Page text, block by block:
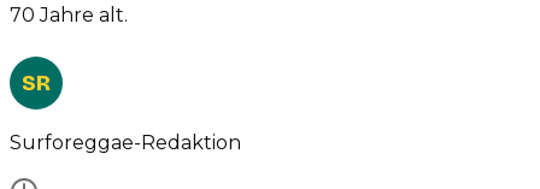
70 Jahre alt.
SR
Surforeggae-Redaktion